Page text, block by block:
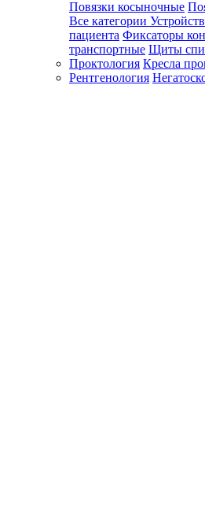
Повязки косыночные
Все категории
пациента Фиксаторы
транспортные Щиты
Проктология Кресла
Рентгенология